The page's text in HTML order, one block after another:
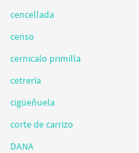
cencellada
censo
cernicalo primilla
cetrería
cigüeñuela
corte de carrizo
DANA